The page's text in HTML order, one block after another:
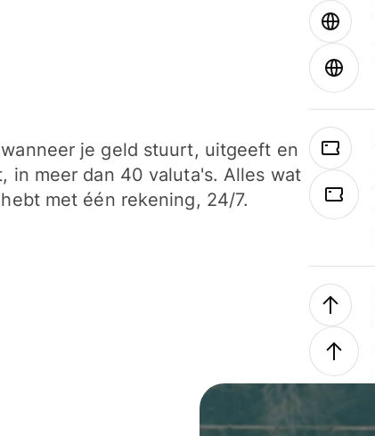
je geld stuurt, uitgeeft en
in meer dan 40 valuta's. Alles wat
met één rekening, 24/7.